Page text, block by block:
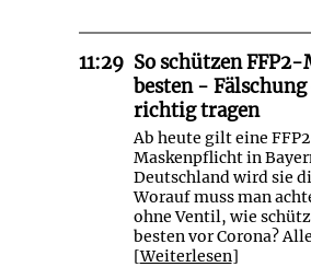
11:29 So schützen FFP2-
besten -
richtig tragen
Ab heute gilt eine
Maskenpflicht in
Deutschland wird sie
Worauf muss man
ohne Ventil, wie
besten vor Corona?
[Weiterlesen]